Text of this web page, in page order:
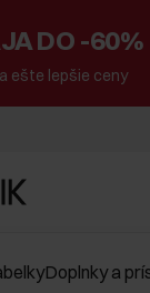
DO -60%
ešte lepšie ceny
Doplnky a